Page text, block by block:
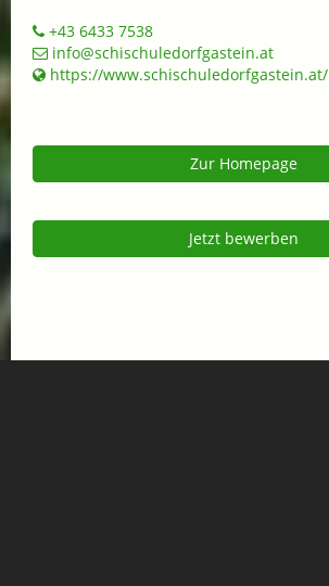
+43 6433 7538
info@schischuledorfgastein.at
https://www.schischuledorfgastein.at/
Zur Homepage
Jetzt bewerben